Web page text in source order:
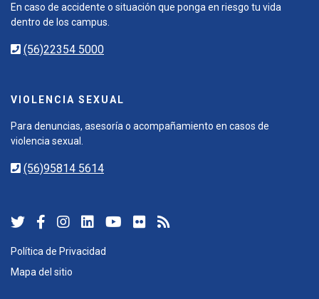
En caso de accidente o situación que ponga en riesgo tu vida
dentro de los campus.
(56)22354 5000
VIOLENCIA SEXUAL
Para denuncias, asesoría o acompañamiento en casos de
violencia sexual.
(56)95814 5614
Política de Privacidad
Mapa del sitio